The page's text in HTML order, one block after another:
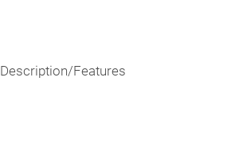
Description/Features